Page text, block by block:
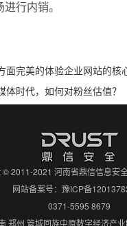
行内销。
面完美的体验企业网站的核
体时代，如何对粉丝估值？
2011-2021 河南省鼎信信息安
网站备案号： 豫ICP备
0371-5595 8679
郑州 管城回族中原数字经济产